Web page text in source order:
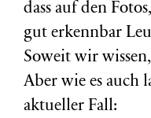
dass auf den
gut erkennbar
Soweit wir
Aber wie es auch
aktueller Fall: